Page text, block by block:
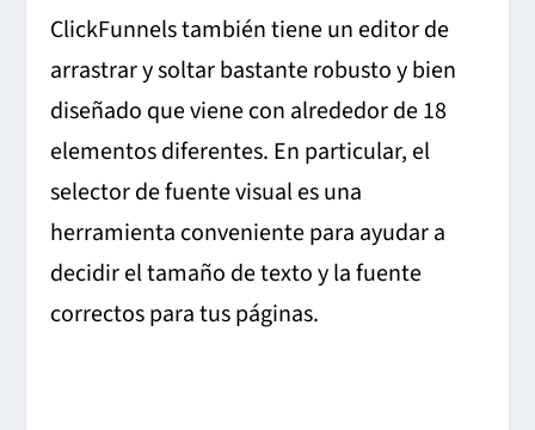
ClickFunnels también tiene un editor de
arrastrar y soltar bastante robusto y bien
diseñado que viene con alrededor de 18
elementos diferentes. En particular, el
selector de fuente visual es una
herramienta conveniente para ayudar a
decidir el tamaño de texto y la fuente
correctos para tus páginas.